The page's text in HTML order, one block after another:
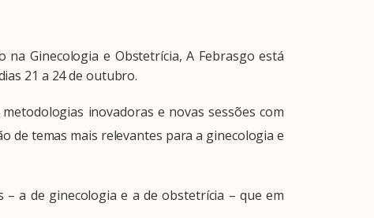
Ginecologia e Obstetrícia, A Febrasgo está
21 a 24 de outubro.
inovadoras e novas sessões com
de temas mais relevantes para a ginecologia e
a de ginecologia e a de obstetrícia – que em